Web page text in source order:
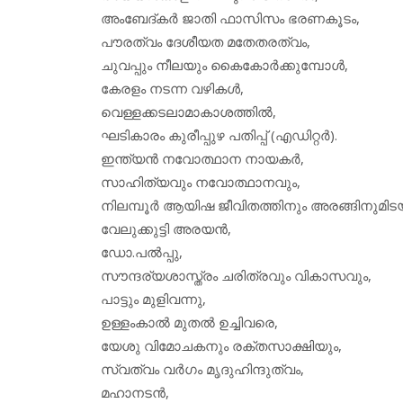
അംബേദ്കര്‍ ജാതി ഫാസിസം ഭരണകൂടം,
പൗരത്വം ദേശീയത മതേതരത്വം,
ചുവപ്പും നീലയും കൈകോര്‍ക്കുമ്പോള്‍,
കേരളം നടന്ന വഴികള്‍,
വെള്ളക്കടലാമാകാശത്തില്‍,
ഘടികാരം കുരീപ്പുഴ പതിപ്പ് (എഡിറ്റര്‍).
ഇന്ത്യന്‍ നവോത്ഥാന നായകര്‍,
സാഹിത്യവും നവോത്ഥാനവും,
നിലമ്പൂര്‍ ആയിഷ ജീവിതത്തിനും
വേലുക്കുട്ടി അരയന്‍,
ഡോ.പല്‍പ്പു,
സൗന്ദര്യശാസ്ത്രം ചരിത്രവും വികാസവും,
പാട്ടും മുളിവന്നു,
ഉള്ളംകാല്‍ മുതല്‍ ഉച്ചിവരെ,
യേശു വിമോചകനും രക്തസാക്ഷിയും,
സ്വത്വം വര്‍ഗം മൃദുഹിന്ദുത്വം,
മഹാനടന്‍,